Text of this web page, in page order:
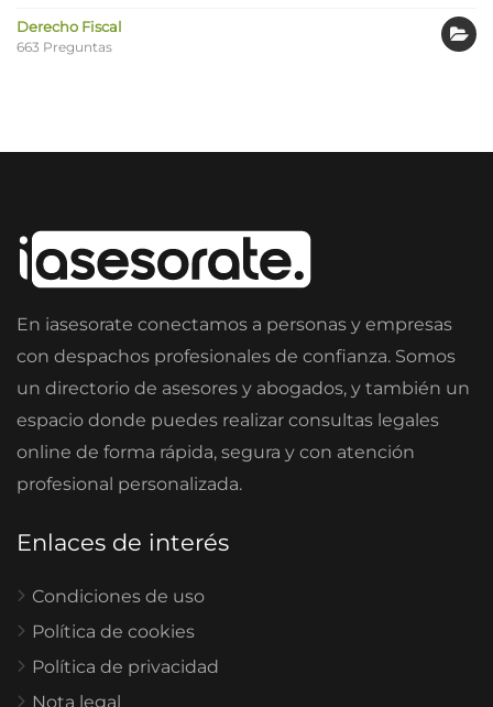
Derecho Fiscal
663 Preguntas
En iasesorate conectamos a personas y empresas
con despachos profesionales de confianza. Somos
un directorio de asesores y abogados, y también un
espacio donde puedes realizar consultas legales
online de forma rápida, segura y con atención
profesional personalizada.
Enlaces de interés
Condiciones de uso
Política de cookies
Política de privacidad
Nota legal